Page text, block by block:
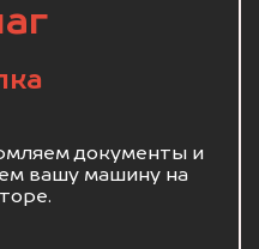
документы и
вашу машину на